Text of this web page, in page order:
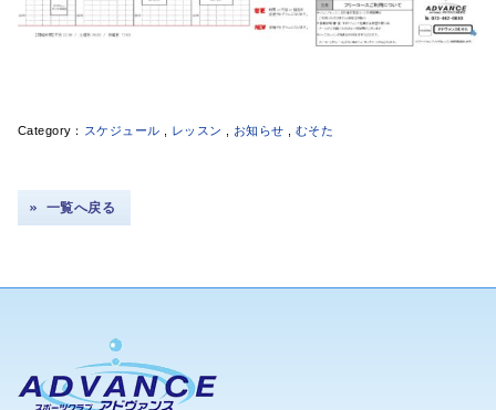
スケジュール レッスン お知らせ むそた
一覧へ戻る